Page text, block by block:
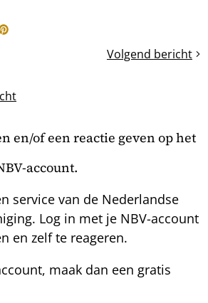
Pinterest
Volgend bericht
Kerst
en/of een reactie geven op het
account.
service van de Nederlandse
Log in met je NBV-account
en zelf te reageren.
maak dan een gratis